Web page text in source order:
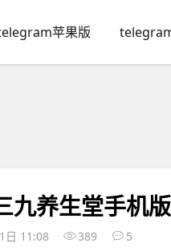
苹果版
九养生堂手机
日 11:08 389 5